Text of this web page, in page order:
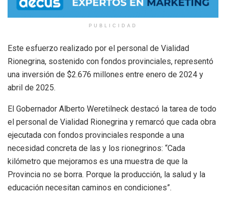
PUBLICIDAD
Este esfuerzo realizado por el personal de Vialidad
Rionegrina, sostenido con fondos provinciales, representó
una inversión de $2.676 millones entre enero de 2024 y
abril de 2025.
El Gobernador Alberto Weretilneck destacó la tarea de todo
el personal de Vialidad Rionegrina y remarcó que cada obra
ejecutada con fondos provinciales responde a una
necesidad concreta de las y los rionegrinos: “Cada
kilómetro que mejoramos es una muestra de que la
Provincia no se borra. Porque la producción, la salud y la
educación necesitan caminos en condiciones”.